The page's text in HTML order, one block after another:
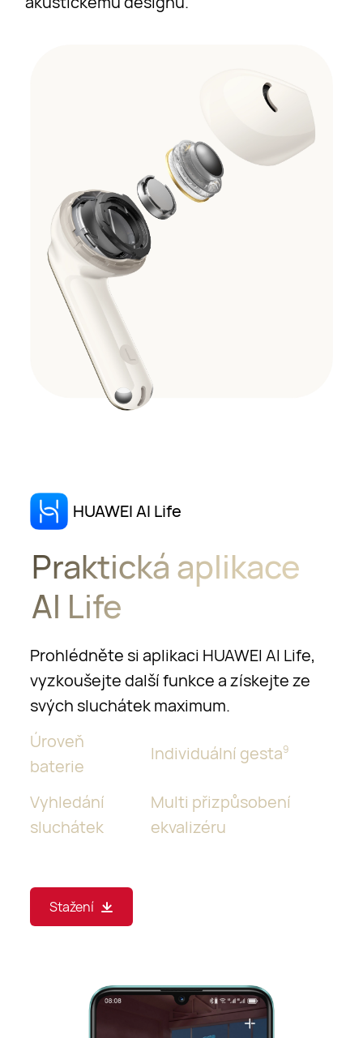
HUAWEI AI Life
Praktická aplikace
AI Life
Prohlédněte si aplikaci HUAWEI AI Life,
vyzkoušejte další funkce a získejte ze
svých sluchátek maximum.
Úroveň
baterie
Individuální gesta9
Vyhledání
sluchátek
Multi přizpůsobení
ekvalizéru
Stažení